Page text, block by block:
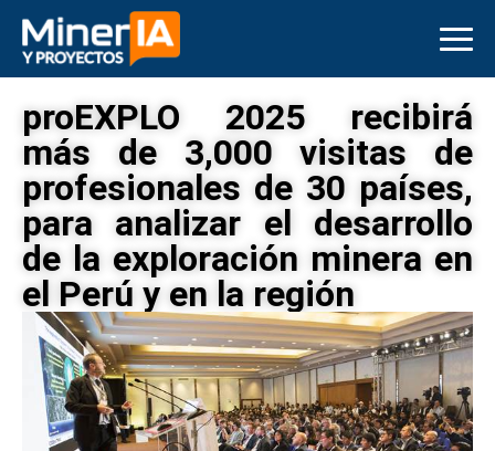
proEXPLO 2025 recibirá
más de 3,000 visitas de
profesionales de 30 países,
para analizar el desarrollo
de la exploración minera en
el Perú y en la región